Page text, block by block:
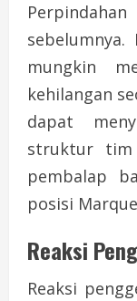
mungkin
kehilangan
dapat
struktur tim
pembalap
posisi
Reaksi
Reaksi